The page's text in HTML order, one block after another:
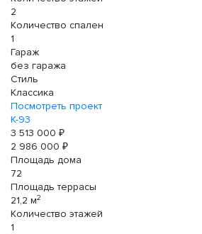
2
Количество спален
1
Гараж
без гаража
Стиль
Классика
Посмотреть проект
К-93
3 513 000 ₽
2 986 000 ₽
Площадь дома
72
Площадь террасы
21,2 м2
Количество этажей
1